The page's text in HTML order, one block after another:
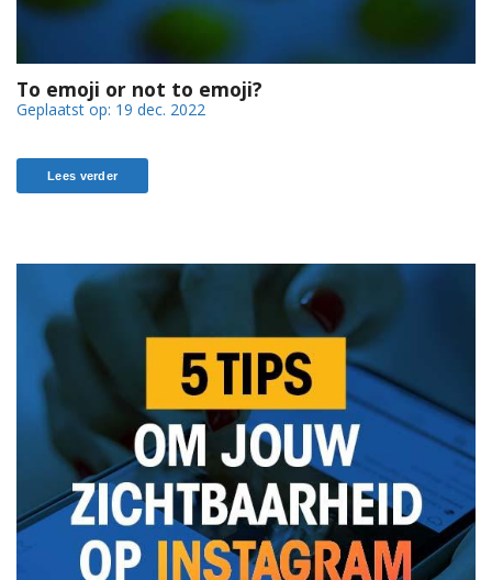
To emoji or not to emoji?
Geplaatst op: 19 dec. 2022
Lees verder